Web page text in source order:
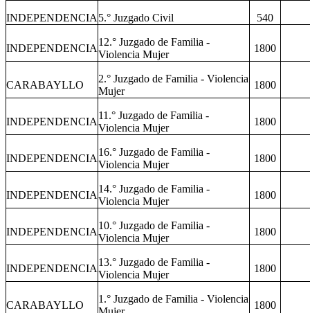
INDEPENDENCIA 5.° Juzgado Civil 540
INDEPENDENCIA
12.° Juzgado de Familia -
Violencia Mujer
1800
CARABAYLLO
2.° Juzgado de Familia - Violencia
Mujer
1800
INDEPENDENCIA
11.° Juzgado de Familia -
Violencia Mujer
1800
INDEPENDENCIA
16.° Juzgado de Familia -
Violencia Mujer
1800
INDEPENDENCIA
14.° Juzgado de Familia -
Violencia Mujer
1800
INDEPENDENCIA
10.° Juzgado de Familia -
Violencia Mujer
1800
INDEPENDENCIA
13.° Juzgado de Familia -
Violencia Mujer
1800
CARABAYLLO
1.° Juzgado de Familia - Violencia
1800